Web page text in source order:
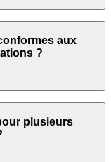
pouvez accéder
utiliser autant de
aux
?
jour pour refléter les
SFDR,
d'experts RSE veille
plusieurs